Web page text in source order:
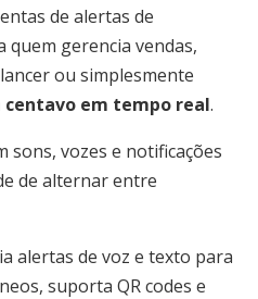
de alertas de
quem gerencia vendas,
ou simplesmente
centavo em tempo real.
sons, vozes e notificações
de alternar entre
alertas de voz e texto para
suporta QR codes e